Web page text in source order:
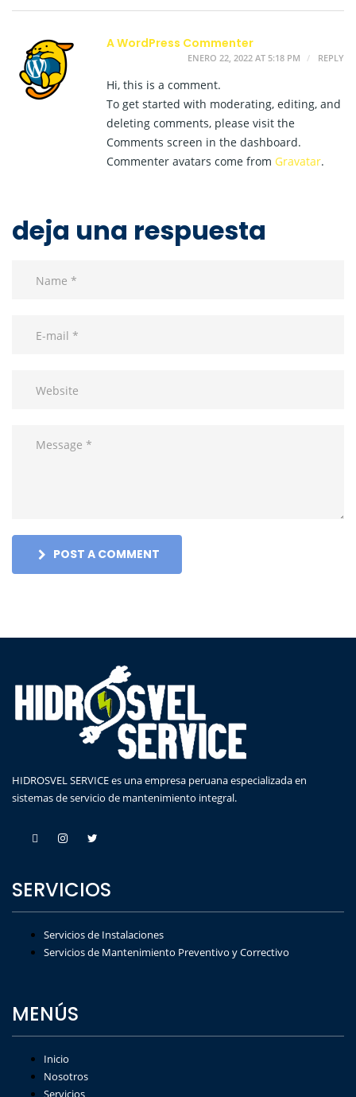
A WordPress Commenter
ENERO 22, 2022 AT 5:18 PM REPLY
Hi, this is a comment.
To get started with moderating, editing, and
deleting comments, please visit the
Comments screen in the dashboard.
Commenter avatars come from Gravatar.
deja una respuesta
POST A COMMENT
HIDROSVEL SERVICE es una empresa peruana especializada en
sistemas de servicio de mantenimiento integral.
SERVICIOS
Servicios de Instalaciones
Servicios de Mantenimiento Preventivo y Correctivo
MENÚS
Inicio
Nosotros
Servicios